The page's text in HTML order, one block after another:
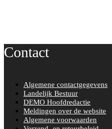
Contact
Algemene contactgegevens
Landelijk Bestuur
DEMO Hoofdredactie
Meldingen over de website
Algemene voorwaarden